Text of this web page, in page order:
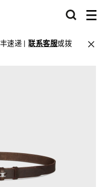
速递 |联系客服或拨